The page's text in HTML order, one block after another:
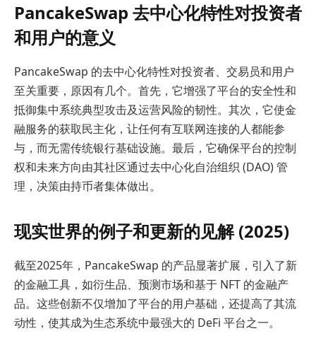
PancakeSwap 去中心化特性对投资者
和用户的意义
PancakeSwap 的去中心化特性对投资者、交易员和用户
至关重要，原因有几个。首先，它增强了平台的安全性和
抵御集中系统典型攻击及运营风险的韧性。其次，它使金
融服务的获取民主化，让任何有互联网连接的人都能参
与，而无需传统银行基础设施。最后，它确保平台的控制
权和未来方向由其社区通过去中心化自治组织 (DAO) 管
理，决策由持币者集体做出。
现实世界的例子和更新的见解 (2025)
截至2025年，PancakeSwap 的产品显著扩展，引入了新
的金融工具，如衍生品、预测市场和基于 NFT 的金融产
品。这些创新不仅增加了平台的用户基础，还提高了其流
动性，使其成为生态系统中最强大的 DeFi 平台之一。